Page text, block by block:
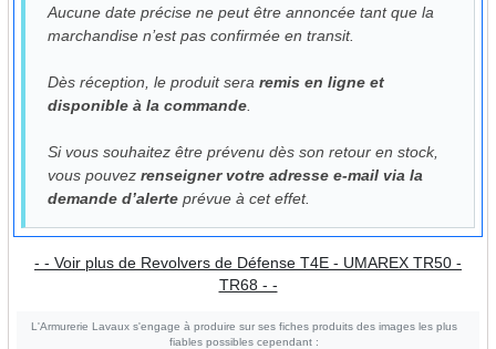
Aucune date précise ne peut être annoncée tant que la
marchandise n’est pas confirmée en transit.
Dès réception, le produit seraremis en ligne et
disponible à la commande
Si vous souhaitez être prévenu dès son retour en stock,
vous pouvezrenseigner votre adresse e-mail via la
demande d’alerte prévue à cet effet.
- - Voir plus de Revolvers de Défense T4E - UMAREX TR50 -
TR68 - -
L'Armurerie Lavaux s'engage à produire sur ses fiches produits des images les plus
fiables possibles cependant :